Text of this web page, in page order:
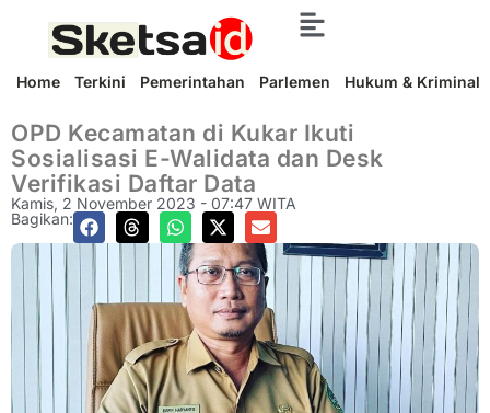
Home Terkini Pemerintahan Parlemen Hukum & Kriminal
OPD Kecamatan di Kukar Ikuti
Sosialisasi E-Walidata dan Desk
Verifikasi Daftar Data
Kamis, 2 November 2023 - 07:47 WITA
Bagikan: